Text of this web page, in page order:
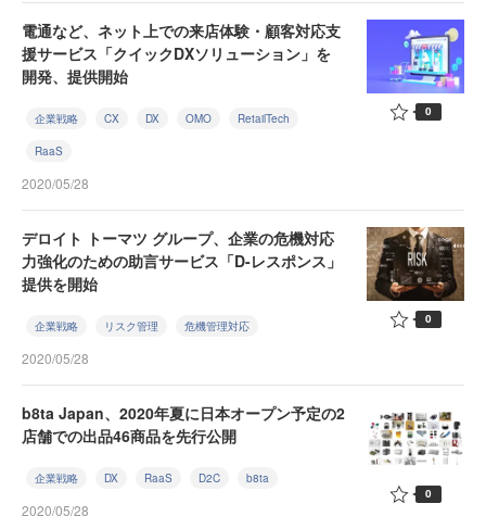
電通など、ネット上での来店体験・顧客対応支
援サービス「クイックDXソリューション」を
開発、提供開始
企業戦略 CX DX OMO RetailTech
RaaS
2020/05/28
0
デロイト トーマツ グループ、企業の危機対応
力強化のための助言サービス「D-レスポンス」
提供を開始
企業戦略 リスク管理 危機管理対応
2020/05/28
0
b8ta Japan、2020年夏に日本オープン予定の2
店舗での出品46商品を先行公開
企業戦略 DX RaaS D2C b8ta
2020/05/28
0